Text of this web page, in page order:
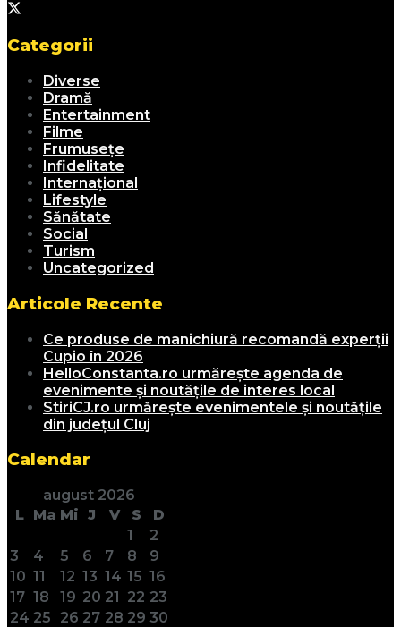
Categorii
Diverse
Dramă
Entertainment
Filme
Frumusețe
Infidelitate
Internațional
Lifestyle
Sănătate
Social
Turism
Uncategorized
Articole Recente
Ce produse de manichiură recomandă experții
Cupio în 2026
HelloConstanta.ro urmărește agenda de
evenimente și noutățile de interes local
StiriCJ.ro urmărește evenimentele și noutățile
din județul Cluj
Calendar
august 2026
L Ma Mi J V S
D
1
2
3
4 5 6 7 8
9
10 11 12 13 14 15 16
17 18 19 20 21 22 23
24 25 26 27 28 29 30